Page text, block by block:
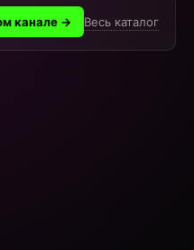
канале → Весь каталог